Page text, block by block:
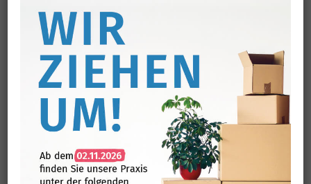
Teilen Sie uns Ihren Wunschtermin mit. Wir
prüfen die Verfügbarkeit und melden uns bei
Ihnen.
zur Terminvergabe
' . $TITLE . '